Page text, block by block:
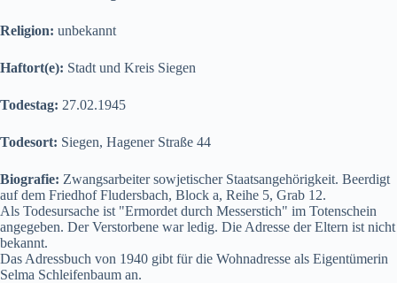
Religion: unbekannt
Haftort(e): Stadt und Kreis Siegen
Todestag: 27.02.1945
Todesort: Siegen, Hagener Straße 44
Biografie: Zwangsarbeiter sowjetischer Staatsangehörigkeit. Beerdigt
auf dem Friedhof Fludersbach, Block a, Reihe 5, Grab 12.
Als Todesursache ist "Ermordet durch Messerstich" im Totenschein
angegeben. Der Verstorbene war ledig. Die Adresse der Eltern ist nicht
bekannt.
Das Adressbuch von 1940 gibt für die Wohnadresse als Eigentümerin
Selma Schleifenbaum an.